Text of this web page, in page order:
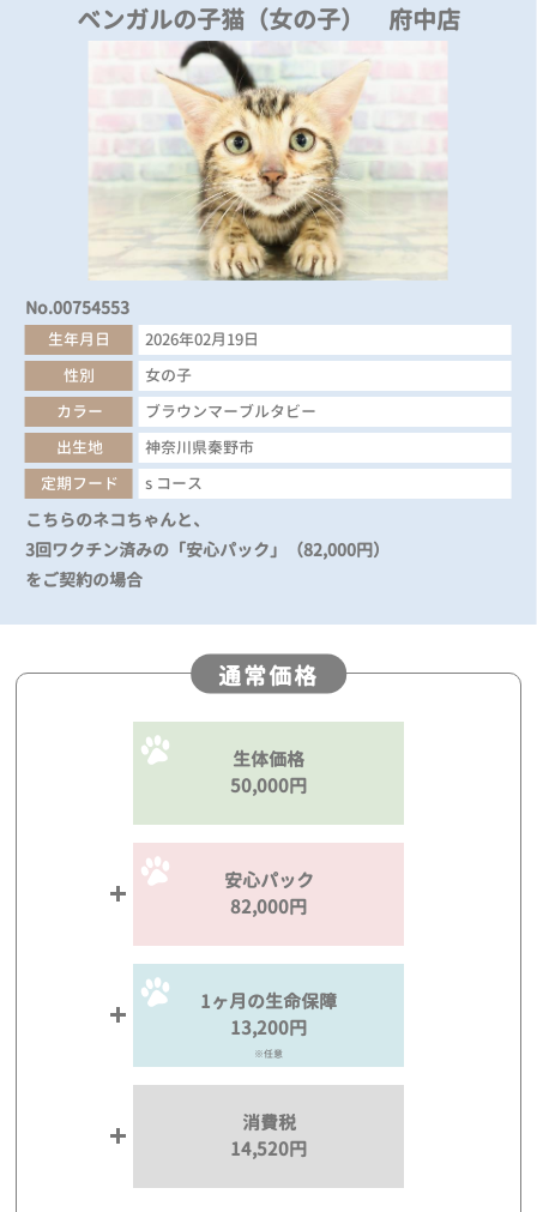
ベンガルの子猫（女の子） 府中店
No.00754553
生年月日
2026年02月19日
性別
女の子
カラー
ブラウンマーブルタビー
出生地
神奈川県秦野市
定期フード
s コース
こちらのネコちゃんと、
3回ワクチン済みの「安心パック」（82,000円）
をご契約の場合
通常価格
生体価格
50,000円
安心パック
82,000円
1ヶ月の生命保障
13,200円
※任意
消費税
14,520円